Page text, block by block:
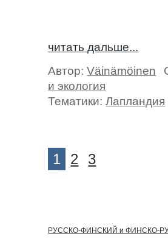
читать дальше...
Автор:Väinämöinen
и экология
Тематики:Лапландия
1 2 3
РУССКО-ФИНСКИЙ и ФИНСКО-